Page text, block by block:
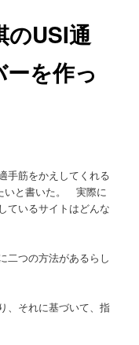
USI通
を作っ
手筋をかえしてくれる
いと書いた。 実際に
ているサイトはどんな
二つの方法があるらし
、それに基づいて、指